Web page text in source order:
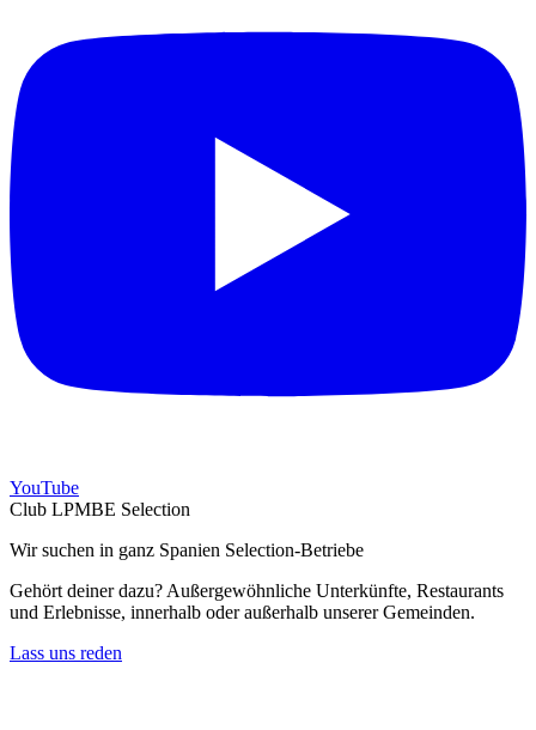
YouTube
Club LPMBE Selection
Wir suchen in ganz Spanien Selection-Betriebe
Gehört deiner dazu? Außergewöhnliche Unterkünfte, Restaurants
und Erlebnisse, innerhalb oder außerhalb unserer Gemeinden.
Lass uns reden